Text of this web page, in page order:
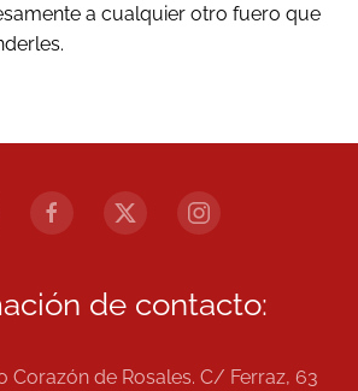
a cualquier otro fuero que
de contacto:
Corazón de Rosales. C/ Ferraz, 63